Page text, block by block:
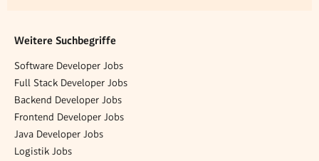
Weitere Suchbegriffe
Software Developer Jobs
Full Stack Developer Jobs
Backend Developer Jobs
Frontend Developer Jobs
Java Developer Jobs
Logistik Jobs